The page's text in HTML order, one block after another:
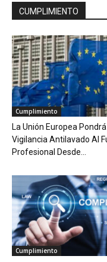
CUMPLIMIENTO
Cumplimiento
La Unión Europea
Vigilancia Antilavado Al
Profesional Desde...
Cumplimiento